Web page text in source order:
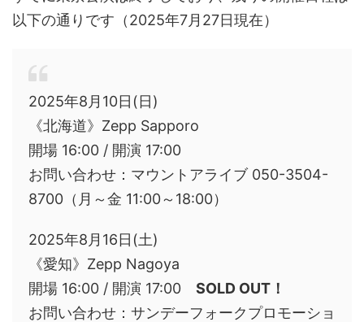
以下の通りです（2025年7月27日現在）
2025年8月10日(日)
《北海道》Zepp Sapporo
開場 16:00 / 開演 17:00
お問い合わせ：マウントアライブ 050-3504-
8700（月～金 11:00～18:00）
2025年8月16日(土)
《愛知》Zepp Nagoya
開場 16:00 / 開演 17:00 SOLD OUT！
お問い合わせ：サンデーフォークプロモーショ